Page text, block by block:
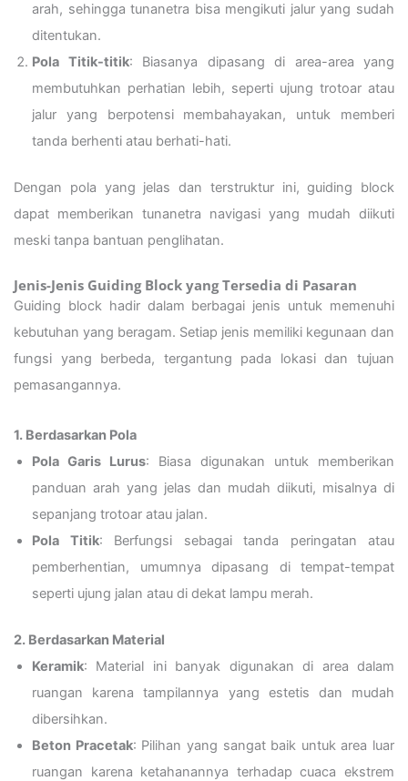
arah, sehingga tunanetra bisa mengikuti jalur yang sudah
ditentukan.
Pola Titik-titik: Biasanya dipasang di area-area yang
membutuhkan perhatian lebih, seperti ujung trotoar atau
jalur yang berpotensi membahayakan, untuk memberi
tanda berhenti atau berhati-hati.
Dengan pola yang jelas dan terstruktur ini, guiding block
dapat memberikan tunanetra navigasi yang mudah diikuti
meski tanpa bantuan penglihatan.
Jenis-Jenis Guiding Block yang Tersedia di Pasaran
Guiding block hadir dalam berbagai jenis untuk memenuhi
kebutuhan yang beragam. Setiap jenis memiliki kegunaan dan
fungsi yang berbeda, tergantung pada lokasi dan tujuan
pemasangannya.
1. Berdasarkan Pola
Pola Garis Lurus: Biasa digunakan untuk memberikan
panduan arah yang jelas dan mudah diikuti, misalnya di
sepanjang trotoar atau jalan.
Pola Titik: Berfungsi sebagai tanda peringatan atau
pemberhentian, umumnya dipasang di tempat-tempat
seperti ujung jalan atau di dekat lampu merah.
2. Berdasarkan Material
Keramik: Material ini banyak digunakan di area dalam
ruangan karena tampilannya yang estetis dan mudah
dibersihkan.
Beton Pracetak: Pilihan yang sangat baik untuk area luar
ruangan karena ketahanannya terhadap cuaca ekstrem